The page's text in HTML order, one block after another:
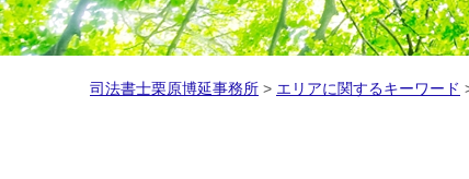
司法書士栗原博延事務所 > エリアに関するキーワード